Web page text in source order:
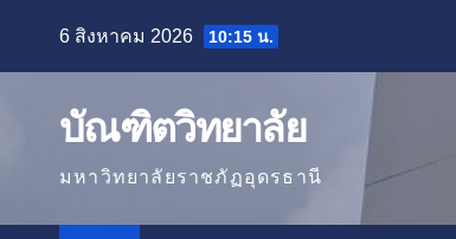
6 สิงหาคม 2026 10:15 น.
บัณฑิตวิทยาลัย
มหาวิทยาลัยราชภัฏอุดรธานี